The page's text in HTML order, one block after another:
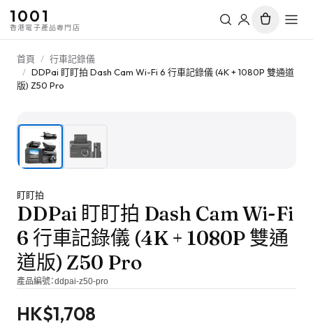
1001
香港電子產品專門店
首頁 / 行車記錄儀
/ DDPai 盯盯拍 Dash Cam Wi-Fi 6 行車記錄儀 (4K + 1080P 雙通道
版) Z50 Pro
盯盯拍
DDPai 盯盯拍 Dash Cam Wi-Fi
6 行車記錄儀 (4K + 1080P 雙通
道版) Z50 Pro
產品編號：ddpai-z50-pro
HK$1,708